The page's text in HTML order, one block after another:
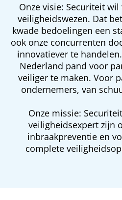
Onze visie: Securiteit
veiligheidswezen. Dat
kwade bedoelingen een
ook onze concurrenten
innovatiever te
Nederland pand voor
veiliger te maken. Voor
ondernemers, van
Onze missie:
veiligheidsexpert zijn
inbraakpreventie en
complete